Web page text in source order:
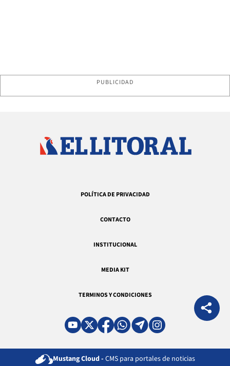
PUBLICIDAD
POLÍTICA DE PRIVACIDAD
CONTACTO
INSTITUCIONAL
MEDIA KIT
TERMINOS Y CONDICIONES
Mustang Cloud - CMS para portales de noticias